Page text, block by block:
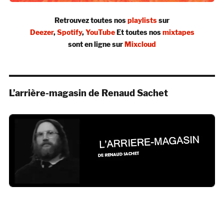
Retrouvez toutes nosplaylistssur
Deezer,Spotify,YouTubeEt toutes nosmixtapes
sont en ligne surMixcloud
L’arrière-magasin de Renaud Sachet